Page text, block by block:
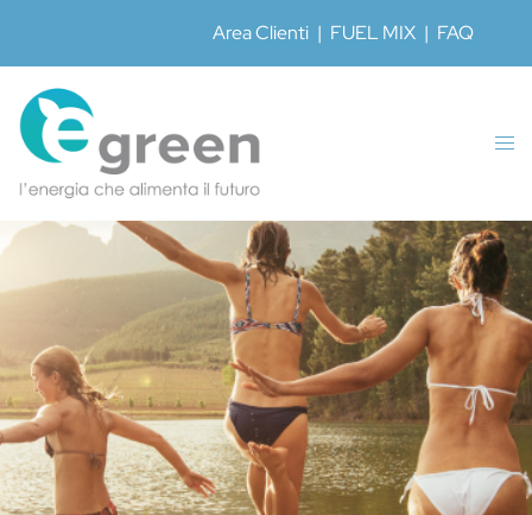
Area Clienti | FUEL MIX | FAQ